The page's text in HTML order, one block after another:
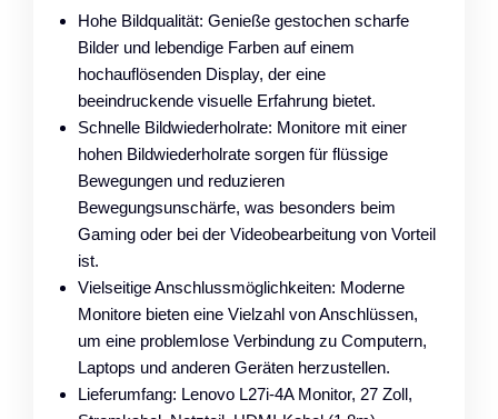
Hohe Bildqualität: Genieße gestochen scharfe
Bilder und lebendige Farben auf einem
hochauflösenden Display, der eine
beeindruckende visuelle Erfahrung bietet.
Schnelle Bildwiederholrate: Monitore mit einer
hohen Bildwiederholrate sorgen für flüssige
Bewegungen und reduzieren
Bewegungsunschärfe, was besonders beim
Gaming oder bei der Videobearbeitung von Vorteil
ist.
Vielseitige Anschlussmöglichkeiten: Moderne
Monitore bieten eine Vielzahl von Anschlüssen,
um eine problemlose Verbindung zu Computern,
Laptops und anderen Geräten herzustellen.
Lieferumfang: Lenovo L27i-4A Monitor, 27 Zoll,